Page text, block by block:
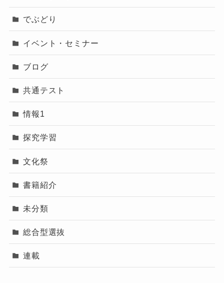
でぶどり
イベント・セミナー
ブログ
共通テスト
情報1
探究学習
文化祭
書籍紹介
未分類
総合型選抜
連載